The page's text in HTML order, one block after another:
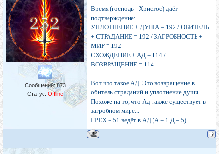
Сообщений:873
Статус: Offline
Время (господь - Христос) даёт
подтверждение:
УПЛОТНЕНИЕ + ДУША = 192 / ОБИТЕЛЬ
+ СТРАДАНИЕ = 192 / ЗАГРОБНОСТЬ +
МИР = 192
СХОЖДЕНИЕ + АД = 114 /
ВОЗВРАЩЕНИЕ = 114.
Вот что такое АД. Это возвращение в
обитель страданий и уплотнение души...
Похоже на то, что Ад также существует в
загробном мире...
ГРЕХ = 51 ведёт в АД (А = 1 Д = 5).